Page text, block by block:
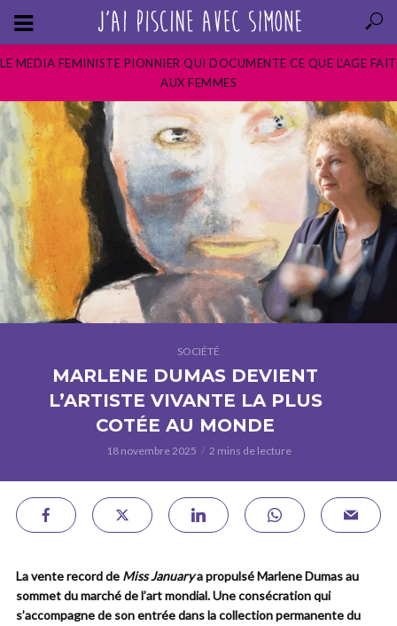
LE MEDIA FEMINISTE PIONNIER QUI DOCUMENTE CE QUE L’AGE FAIT
AUX FEMMES
SOCIÉTÉ
MARLENE DUMAS DEVIENT
L’ARTISTE VIVANTE LA PLUS
COTÉE AU MONDE
18 novembre 2025 2 mins de lecture
La vente record de Miss Januarya propulsé Marlene Dumas au
sommet du marché de l’art mondial. Une consécration qui
s’accompagne de son entrée dans la collection permanente du